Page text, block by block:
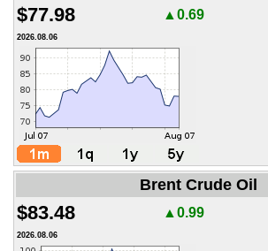
$77.98 ▲0.69
2026.08.06
Brent Crude Oil
$83.48 ▲0.99
2026.08.06